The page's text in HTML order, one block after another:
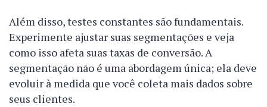
Além disso, testes constantes são fundamentais.
Experimente ajustar suas segmentações e veja
como isso afeta suas taxas de conversão. A
segmentação não é uma abordagem única; ela deve
evoluir à medida que você coleta mais dados sobre
seus clientes.